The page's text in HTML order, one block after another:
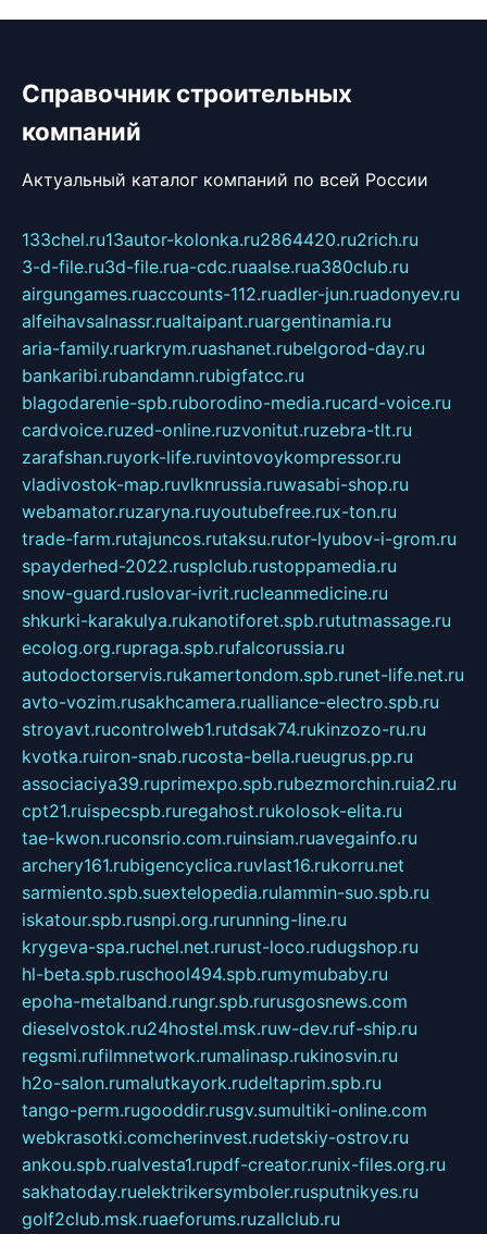
Справочник строительных
компаний
Актуальный каталог компаний по всей России
133chel.ru13autor-kolonka.ru2864420.ru2rich.ru
3-d-file.ru3d-file.rua-cdc.ruaalse.rua380club.ru
airgungames.ruaccounts-112.ruadler-jun.ruadonyev.ru
alfeihavsalnassr.rualtaipant.ruargentinamia.ru
aria-family.ruarkrym.ruashanet.rubelgorod-day.ru
bankaribi.rubandamn.rubigfatcc.ru
blagodarenie-spb.ruborodino-media.rucard-voice.ru
cardvoice.ruzed-online.ruzvonitut.ruzebra-tlt.ru
zarafshan.ruyork-life.ruvintovoykompressor.ru
vladivostok-map.ruvlknrussia.ruwasabi-shop.ru
webamator.ruzaryna.ruyoutubefree.rux-ton.ru
trade-farm.rutajuncos.rutaksu.rutor-lyubov-i-grom.ru
spayderhed-2022.rusplclub.rustoppamedia.ru
snow-guard.ruslovar-ivrit.rucleanmedicine.ru
shkurki-karakulya.rukanotiforet.spb.rututmassage.ru
ecolog.org.rupraga.spb.rufalcorussia.ru
autodoctorservis.rukamertondom.spb.runet-life.net.ru
avto-vozim.rusakhcamera.rualliance-electro.spb.ru
stroyavt.rucontrolweb1.rutdsak74.rukinzozo-ru.ru
kvotka.ruiron-snab.rucosta-bella.rueugrus.pp.ru
associaciya39.ruprimexpo.spb.rubezmorchin.ruia2.ru
cpt21.ruispecspb.ruregahost.rukolosok-elita.ru
tae-kwon.ruconsrio.com.ruinsiam.ruavegainfo.ru
archery161.rubigencyclica.ruvlast16.rukorru.net
sarmiento.spb.suextelopedia.rulammin-suo.spb.ru
iskatour.spb.rusnpi.org.rurunning-line.ru
krygeva-spa.ruchel.net.rurust-loco.rudugshop.ru
hl-beta.spb.ruschool494.spb.rumymubaby.ru
epoha-metalband.rungr.spb.rurusgosnews.com
dieselvostok.ru24hostel.msk.ruw-dev.ruf-ship.ru
regsmi.rufilmnetwork.rumalinasp.rukinosvin.ru
h2o-salon.rumalutkayork.rudeltaprim.spb.ru
tango-perm.rugooddir.rusgv.sumultiki-online.com
webkrasotki.comcherinvest.rudetskiy-ostrov.ru
ankou.spb.rualvesta1.rupdf-creator.runix-files.org.ru
sakhatoday.ruelektrikersymboler.rusputnikyes.ru
golf2club.msk.ruaeforums.ruzallclub.ru